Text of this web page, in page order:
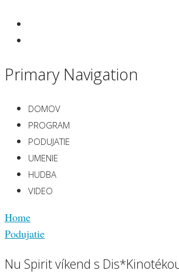
Primary Navigation
DOMOV
PROGRAM
PODUJATIE
UMENIE
HUDBA
VIDEO
Home
Podujatie
Nu Spirit víkend s